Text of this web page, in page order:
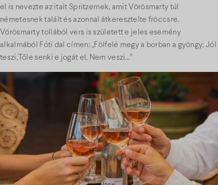
el is nevezte az italt Spritzernek, amit Vörösmarty túl
németesnek talált és azonnal átkeresztelte fröccsre.
Vörösmarty tollából vers is született e jeles esemény
alkalmából Fóti dal címen: „Fölfelé megy a borban a gyöngy; Jól
teszi,Tőle senki e jogát el, Nem veszi…”